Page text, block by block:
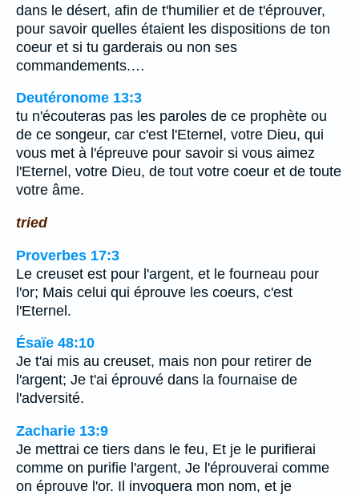
dans le désert, afin de t'humilier et de t'éprouver,
pour savoir quelles étaient les dispositions de ton
coeur et si tu garderais ou non ses
commandements.…
Deutéronome 13:3
tu n'écouteras pas les paroles de ce prophète ou
de ce songeur, car c'est l'Eternel, votre Dieu, qui
vous met à l'épreuve pour savoir si vous aimez
l'Eternel, votre Dieu, de tout votre coeur et de toute
votre âme.
tried
Proverbes 17:3
Le creuset est pour l'argent, et le fourneau pour
l'or; Mais celui qui éprouve les coeurs, c'est
l'Eternel.
Ésaïe 48:10
Je t'ai mis au creuset, mais non pour retirer de
l'argent; Je t'ai éprouvé dans la fournaise de
l'adversité.
Zacharie 13:9
Je mettrai ce tiers dans le feu, Et je le purifierai
comme on purifie l'argent, Je l'éprouverai comme
on éprouve l'or. Il invoquera mon nom, et je